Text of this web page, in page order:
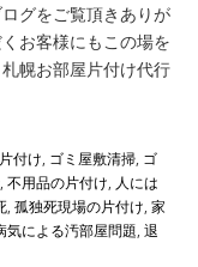
グをご覧頂きありが
お客様にもこの場を
幌お部屋片付け代行
付け, ゴミ屋敷清掃, ゴ
, 不用品の片付け, 人には
, 孤独死現場の片付け, 家
気による汚部屋問題, 退